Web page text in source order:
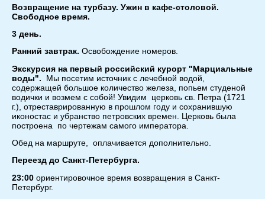
Возвращение на турбазу. Ужин в кафе-столовой.
Свободное время.
3 день.
Ранний завтрак. Освобождение номеров.
Экскурсия на первый российский курорт "Марциальные
воды".
Мы посетим источник с лечебной водой,
содержащей большое количество железа, попьем студеной
водички и возмем с собой! Увидим церковь св. Петра (1721
г.), отреставрированную в прошлом году и сохранившую
иконостас и убранство петровских времен. Церковь была
построена по чертежам самого императора.
Обед на маршруте, оплачивается дополнительно.
Переезд до Санкт-Петербурга.
23:00 ориентировочное время возвращения в Санкт-
Петербург.